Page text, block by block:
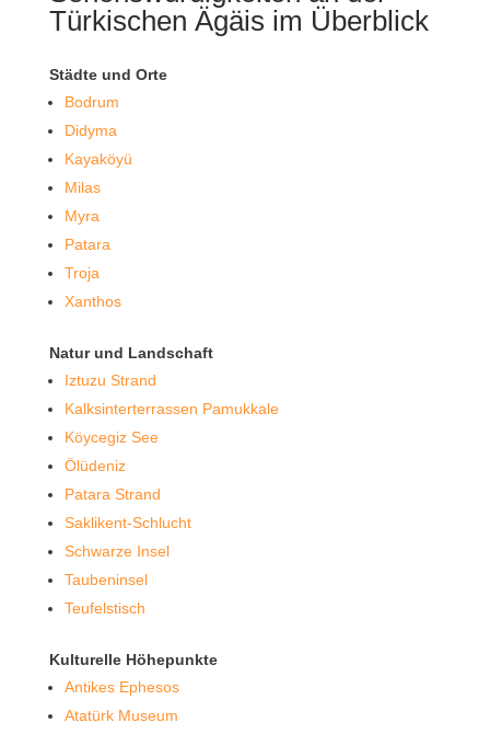
Türkischen Ägäis im Überblick
Städte und Orte
Bodrum
Didyma
Kayaköyü
Milas
Myra
Patara
Troja
Xanthos
Natur und Landschaft
Iztuzu Strand
Kalksinterterrassen Pamukkale
Köycegiz See
Ölüdeniz
Patara Strand
Saklikent-Schlucht
Schwarze Insel
Taubeninsel
Teufelstisch
Kulturelle Höhepunkte
Antikes Ephesos
Atatürk Museum